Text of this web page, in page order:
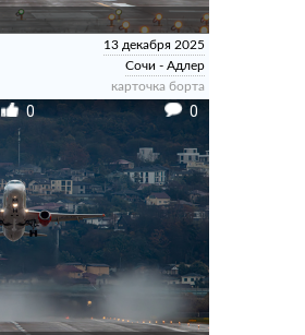
13 декабря 2025
Сочи - Адлер
карточка борта
0 0